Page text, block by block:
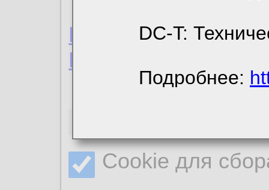
DC-T:
Подробнее:
Пользовательское
Политика
Cookie для